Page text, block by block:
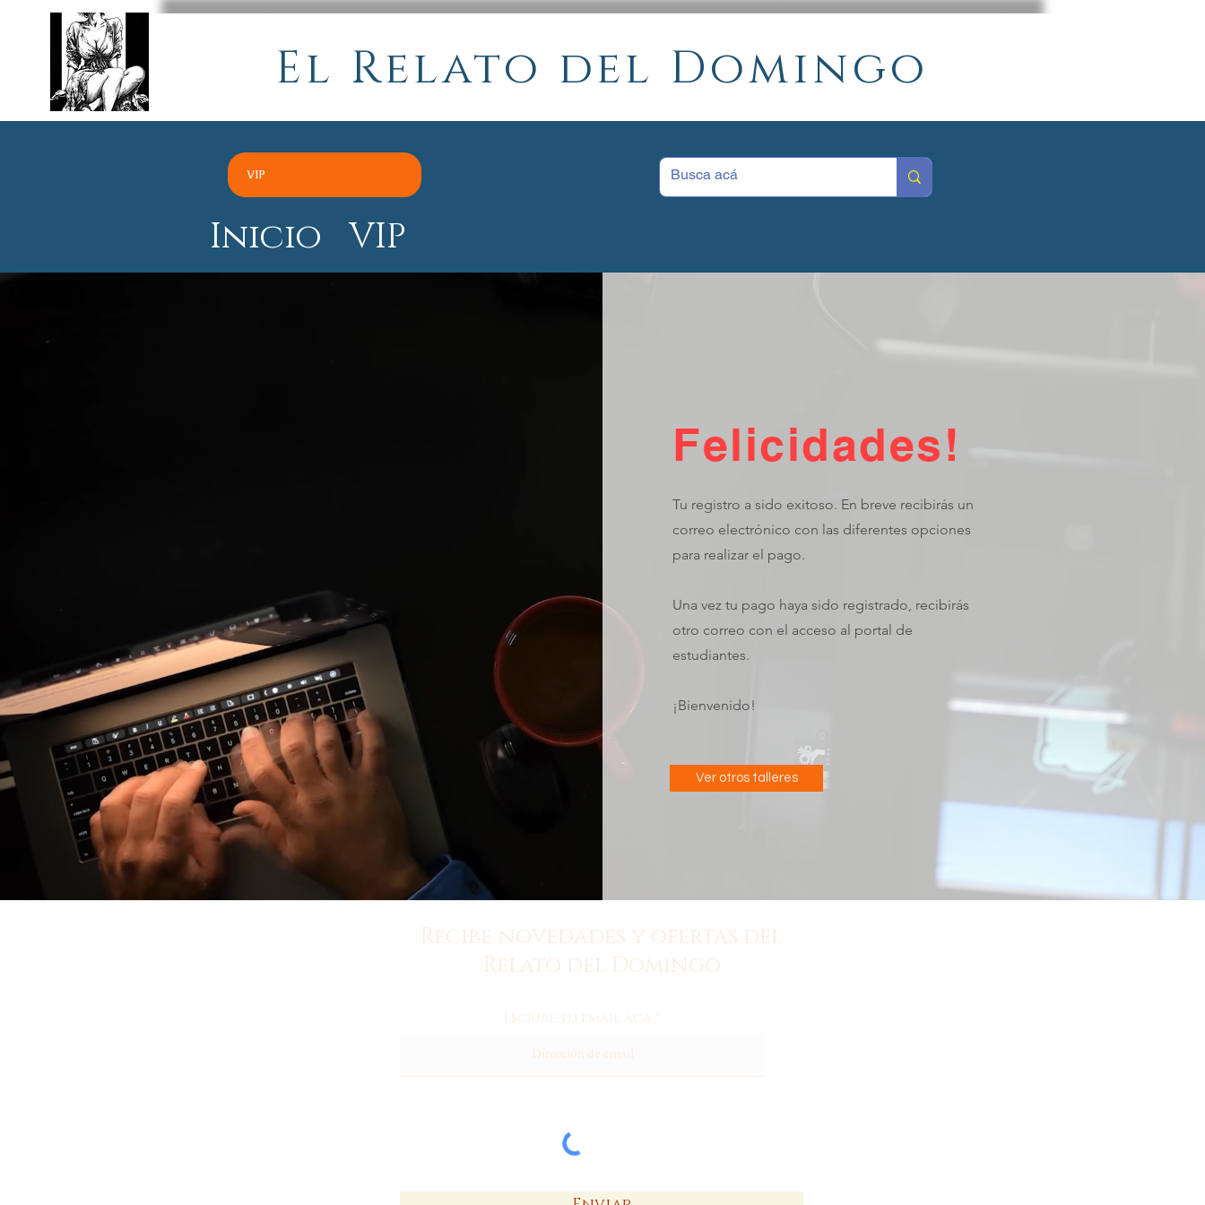
El Relato del Domingo
VIP
Inicio VIP
Felicidades!
Tu registro a sido exitoso. En breve recibirás un
correo electrónico con las diferentes opciones
para realizar el pago.
Una vez tu pago haya sido registrado, recibirás
otro correo con el acceso al portal de
estudiantes.
¡Bienvenido!
Ver otros talleres
Recibe novedades y ofertas del
Relato del Domingo
Escribe tu email acá